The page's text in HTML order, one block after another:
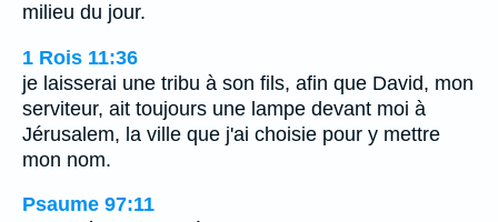
milieu du jour.
1 Rois 11:36
je laisserai une tribu à son fils, afin que David, mon
serviteur, ait toujours une lampe devant moi à
Jérusalem, la ville que j'ai choisie pour y mettre
mon nom.
Psaume 97:11